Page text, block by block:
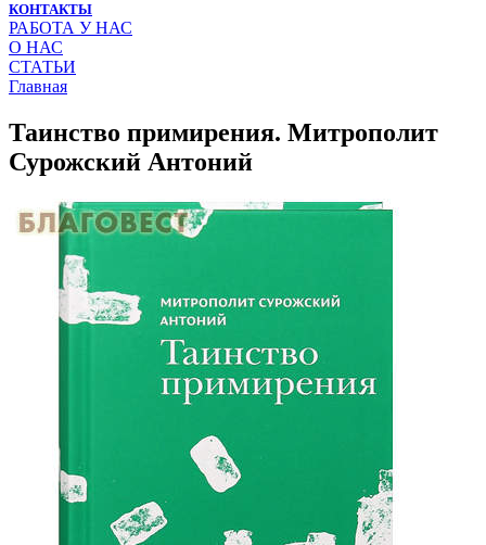
КОНТАКТЫ
РАБОТА У НАС
О НАС
СТАТЬИ
Главная
Таинство примирения. Митрополит
Сурожский Антоний